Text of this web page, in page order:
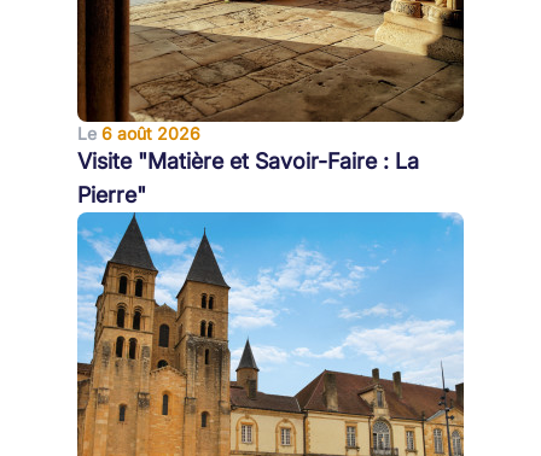
Le 6 août 2026
Visite "Matière et Savoir-Faire : La
Pierre"